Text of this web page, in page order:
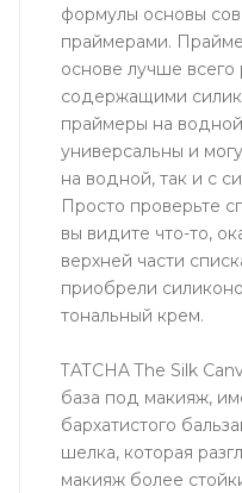
формулы основы
праймерами.
основе лучше
содержащими
праймеры на
универсальны и
на водной, так и с
Просто проверьте
вы видите что-то,
верхней части
приобрели
тональный крем.
TATCHA The Silk
база под макияж,
бархатистого
шелка, которая
макияж более